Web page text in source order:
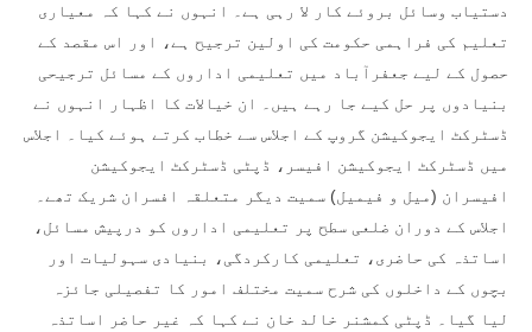
دستیاب وسائل بروئے کار لا رہی ہے۔ انہوں نے کہا کہ معیاری
تعلیم کی فراہمی حکومت کی اولین ترجیح ہے، اور اس مقصد کے
حصول کے لیے جعفرآباد میں تعلیمی اداروں کے مسائل ترجیحی
بنیادوں پر حل کیے جا رہے ہیں۔ ان خیالات کا اظہار انہوں نے
ڈسٹرکٹ ایجوکیشن گروپ کے اجلاس سے خطاب کرتے ہوئے کیا۔ اجلاس
میں ڈسٹرکٹ ایجوکیشن افیسر، ڈپٹی ڈسٹرکٹ ایجوکیشن
افیسران (میل و فیمیل) سمیت دیگر متعلقہ افسران شریک تھے۔
اجلاس کے دوران ضلعی سطح پر تعلیمی اداروں کو درپیش مسائل،
اساتذہ کی حاضری، تعلیمی کارکردگی، بنیادی سہولیات اور
بچوں کے داخلوں کی شرح سمیت مختلف امور کا تفصیلی جائزہ
لیا گیا۔ ڈپٹی کمشنر خالد خان نے کہا کہ غیر حاضر اساتذہ